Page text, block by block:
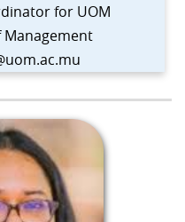
for UOM